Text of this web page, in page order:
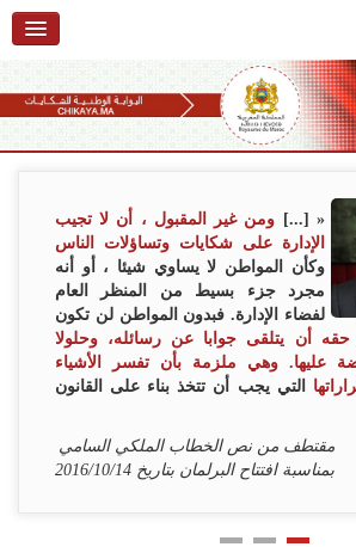
« [...] ومن غير المقبول ، أن لا تجيب
الإدارة على شكايات وتساؤلات الناس
وكأن المواطن لا يساوي شيئا ، أو أنه
مجرد جزء بسيط من المنظر العام
لفضاء الإدارة. فبدون المواطن لن تكون
أن يتلقى جوابا عن رسائله، وحلولا
عليها. وهي ملزمة بأن تفسر الأشياء
التي يجب أن تتخذ بناء على القانون
مقتطف من نص الخطاب الملكي السامي
بمناسبة افتتاح البرلمان بتاريخ 2016/10/14